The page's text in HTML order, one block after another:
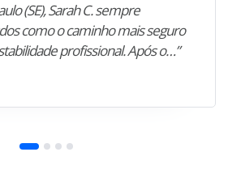
(SE), Sarah C. sempre
como o caminho mais seguro
profissional. Após o…”